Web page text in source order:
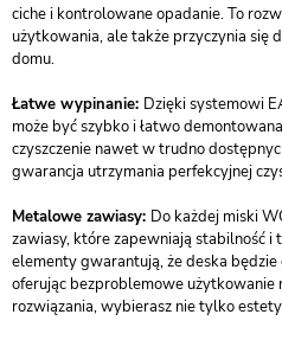
ciche i kontrolowane opadanie. To
użytkowania, ale także przyczynia się
domu.
Łatwe wypinanie: Dzięki systemowi
może być szybko i łatwo
czyszczenie nawet w trudno
gwarancja utrzymania perfekcyjnej
Metalowe zawiasy: Do każdej miski
zawiasy, które zapewniają stabilność i
elementy gwarantują, że deska
oferując bezproblemowe użytkowanie
rozwiązania, wybierasz nie tylko